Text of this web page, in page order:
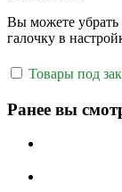
Вы можете убрать
галочку в
Товары под
Ранее вы